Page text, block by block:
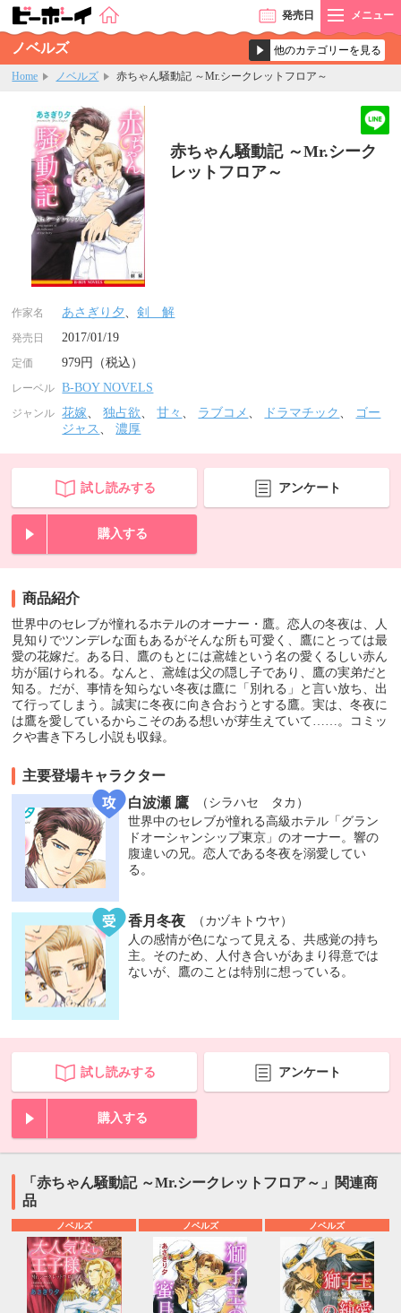
発売日 メニュー
ノベルズ
Home ノベルズ 赤ちゃん騒動記 ～Mr.シークレットフロア～
赤ちゃん騒動記 ～Mr.シーク
レットフロア～
作家名 あさぎり夕、剣 解
発売日 2017/01/19
定価 979円（税込）
レーベル B-BOY NOVELS
ジャンル 花嫁、独占欲、甘々 、 ラブコメ 、 ドラマチック 、
ゴー
ジャス 、濃厚
試し読みする アンケート
購入する
商品紹介
世界中のセレブが憧れるホテルのオーナー・鷹。恋人の冬夜は、人
見知りでツンデレな面もあるがそんな所も可愛く、鷹にとっては最
愛の花嫁だ。ある日、鷹のもとには鳶雄という名の愛くるしい赤ん
坊が届けられる。なんと、鳶雄は父の隠し子であり、鷹の実弟だと
知る。だが、事情を知らない冬夜は鷹に「別れる」と言い放ち、出
て行ってしまう。誠実に冬夜に向き合おうとする鷹。実は、冬夜に
は鷹を愛しているからこそのある想いが芽生えていて……。コミッ
クや書き下ろし小説も収録。
主要登場キャラクター
白波瀬 鷹
（シラハセ タカ）
世界中のセレブが憧れる高級ホテル「グラン
ドオーシャンシップ東京」のオーナー。響の
腹違いの兄。恋人である冬夜を溺愛してい
る。
香月冬夜
（カヅキトウヤ）
人の感情が色になって見える、共感覚の持ち
主。そのため、人付き合いがあまり得意では
ないが、鷹のことは特別に想っている。
試し読みする アンケート
購入する
「赤ちゃん騒動記 ～Mr.シークレットフロア～」関連商
品
ノベルズ ノベルズ ノベルズ